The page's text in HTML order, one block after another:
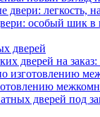
легкость,
особый шик в
дверей
дверей на
изготовлению
дверей под